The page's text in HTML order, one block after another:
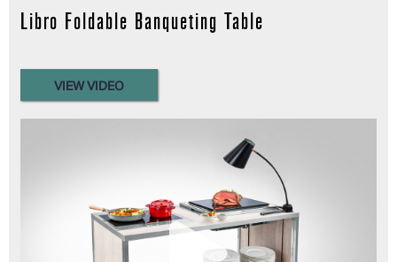
Libro Foldable Banqueting Table
VIEW VIDEO
Read more